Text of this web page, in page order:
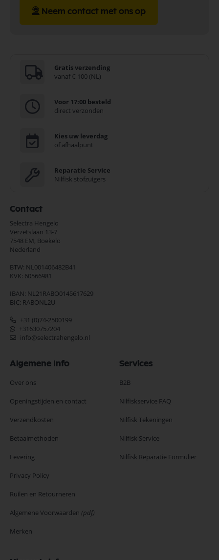
Neem contact met ons op
Gratis verzending
vanaf € 100 (NL)
Voor 17:00 besteld
direct verzonden
Kies uw leverdag
of afhaalpunt
Reparatie Service
Nilfisk stofzuigers
Contact
Selectra Hengelo
Verzetslaan 13-7
7548 EM, Boekelo
Nederland
BTW: NL001406482B41
KVK: 60566981
IBAN: NL21RABO0145617629
BIC: RABONL2U
+31 (0)74-2500199
+31630757204
info@selectrahengelo.nl
Algemene Info
Over ons
Openingstijden en contact
Verzendkosten
Betaalmethoden
Levering
Privacy Policy
Ruilen en Retourneren
Algemene Voorwaarden (pdf)
Merken
Services
B2B
Nilfiskservice FAQ
Nilfisk Tekeningen
Nilfisk Service
Nilfisk Reparatie Formulier